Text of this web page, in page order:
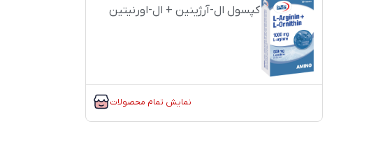
کپسول ال-آرژینین + ال-اورنیتین
نمایش تمام محصولات